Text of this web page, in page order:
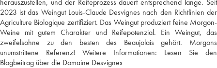
herauszustellen, und der Reifeprozess dauert entsprechend lange. Seit
2023 ist das Weingut Louis-Claude Desvignes nach den Richtlinien der
Agriculture Biologique zertifiziert. Das Weingut produziert feine Morgon-
Weine mit gutem Charakter und Reifepotenzial. Ein Weingut, das
zweifelsohne zu den besten des Beaujolais gehört. Morgons
unumstrittene Referenz! Weitere Informationen: Lesen Sie den
Blogbeitrag über die Domaine Desvignes